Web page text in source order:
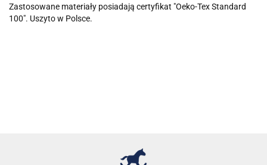
Zastosowane materiały posiadają certyfikat "Oeko-Tex Standard
100". Uszyto w Polsce.